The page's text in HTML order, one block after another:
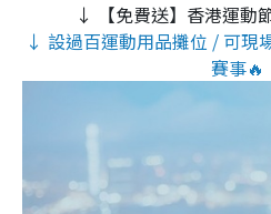
↓ 【免費送】香港運動
↓ 設過百運動用品攤位 / 可現
賽事🔥